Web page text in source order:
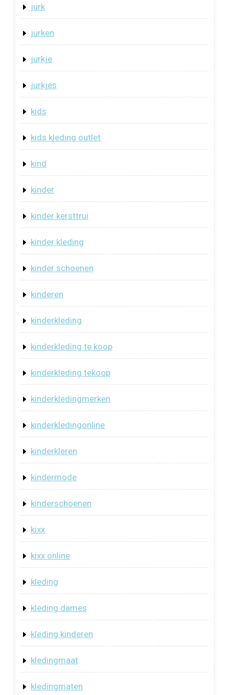
jurk
jurken
jurkje
jurkjes
kids
kids kleding outlet
kind
kinder
kinder kersttrui
kinder kleding
kinder schoenen
kinderen
kinderkleding
kinderkleding te koop
kinderkleding tekoop
kinderkledingmerken
kinderkledingonline
kinderkleren
kindermode
kinderschoenen
kixx
kixx online
kleding
kleding dames
kleding kinderen
kledingmaat
kledingmaten